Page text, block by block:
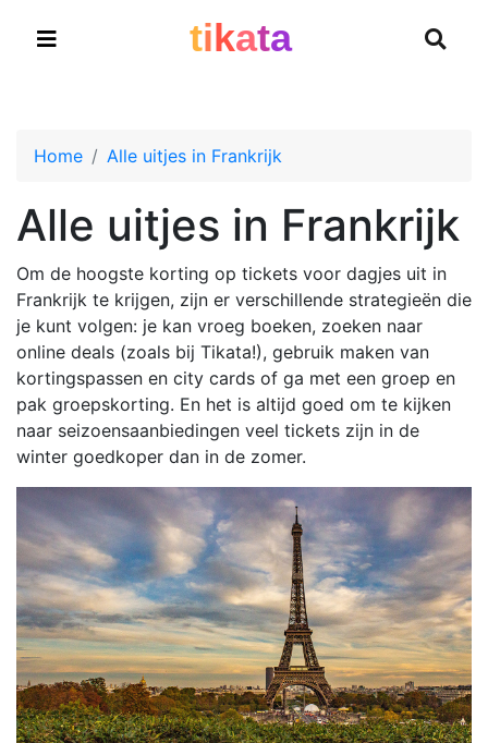
tikata
Home Alle uitjes in Frankrijk
Alle uitjes in Frankrijk
Om de hoogste korting op tickets voor dagjes uit in
Frankrijk te krijgen, zijn er verschillende strategieën die
je kunt volgen: je kan vroeg boeken, zoeken naar
online deals (zoals bij Tikata!), gebruik maken van
kortingspassen en city cards of ga met een groep en
pak groepskorting. En het is altijd goed om te kijken
naar seizoensaanbiedingen veel tickets zijn in de
winter goedkoper dan in de zomer.